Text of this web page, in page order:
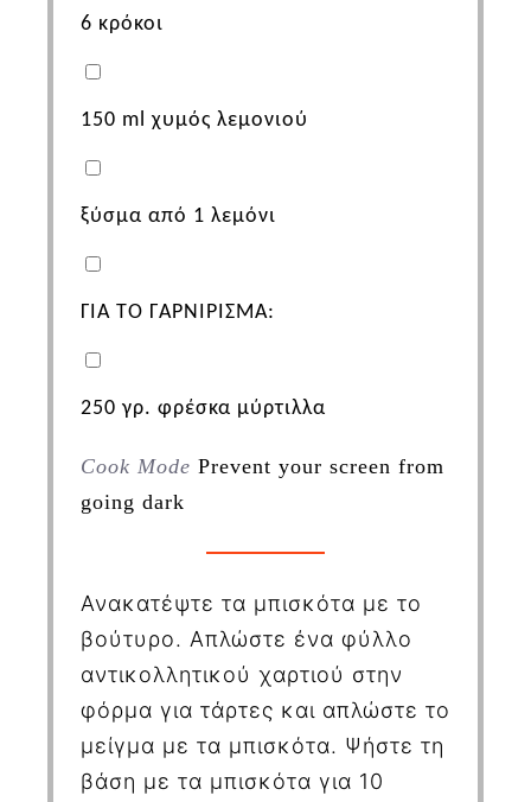
6 κρόκοι
150 ml χυμός λεμονιού
ξύσμα από 1 λεμόνι
ΓΙΑ ΤΟ ΓΑΡΝΙΡΙΣΜΑ:
250 γρ. φρέσκα μύρτιλλα
Cook Mode Prevent your screen from
going dark
Ανακατέψτε τα μπισκότα με το
βούτυρο. Απλώστε ένα φύλλο
αντικολλητικού χαρτιού στην
φόρμα για τάρτες και απλώστε το
μείγμα με τα μπισκότα. Ψήστε τη
βάση με τα μπισκότα για 10